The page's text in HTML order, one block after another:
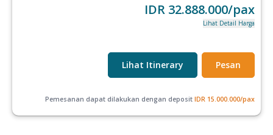
IDR 32.888.000/pax
Lihat Detail Harga
Lihat Itinerary Pesan
Pemesanan dapat dilakukan dengan deposit IDR 15.000.000/pax